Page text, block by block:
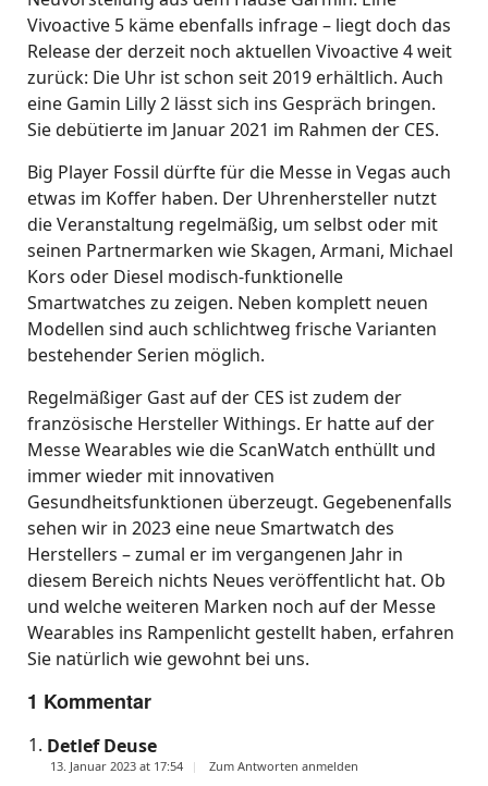
Vivoactive 5 käme ebenfalls infrage – liegt doch das
Release der derzeit noch aktuellen Vivoactive 4 weit
zurück: Die Uhr ist schon seit 2019 erhältlich. Auch
eine Gamin Lilly 2 lässt sich ins Gespräch bringen.
Sie debütierte im Januar 2021 im Rahmen der CES.
Big Player Fossil dürfte für die Messe in Vegas auch
etwas im Koffer haben. Der Uhrenhersteller nutzt
die Veranstaltung regelmäßig, um selbst oder mit
seinen Partnermarken wie Skagen, Armani, Michael
Kors oder Diesel modisch-funktionelle
Smartwatches zu zeigen. Neben komplett neuen
Modellen sind auch schlichtweg frische Varianten
bestehender Serien möglich.
Regelmäßiger Gast auf der CES ist zudem der
französische Hersteller Withings. Er hatte auf der
Messe Wearables wie die ScanWatch enthüllt und
immer wieder mit innovativen
Gesundheitsfunktionen überzeugt. Gegebenenfalls
sehen wir in 2023 eine neue Smartwatch des
Herstellers – zumal er im vergangenen Jahr in
diesem Bereich nichts Neues veröffentlicht hat. Ob
und welche weiteren Marken noch auf der Messe
Wearables ins Rampenlicht gestellt haben, erfahren
Sie natürlich wie gewohnt bei uns.
1 Kommentar
Detlef Deuse
13. Januar 2023 at 17:54 Zum Antworten anmelden